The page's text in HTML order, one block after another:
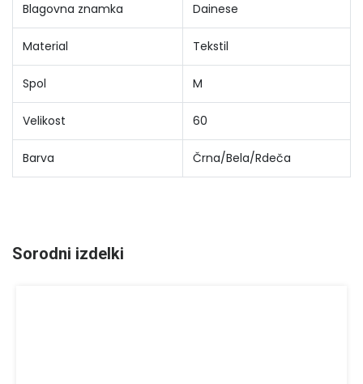
Blagovna znamka Dainese
Material Tekstil
Spol M
Velikost 60
Barva Črna/Bela/Rdeča
Sorodni izdelki